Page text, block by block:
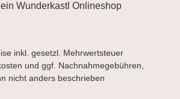
Wunderkastl Onlineshop
inkl. gesetzl. Mehrwertsteuer
und ggf. Nachnahmegebühren,
nicht anders beschrieben